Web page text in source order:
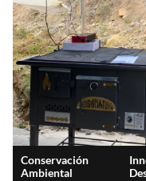
Conservación
Ambiental